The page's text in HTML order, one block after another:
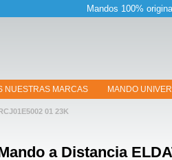
Mandos 100%
NUESTRAS MARCAS MANDO
01 23K
a Distancia